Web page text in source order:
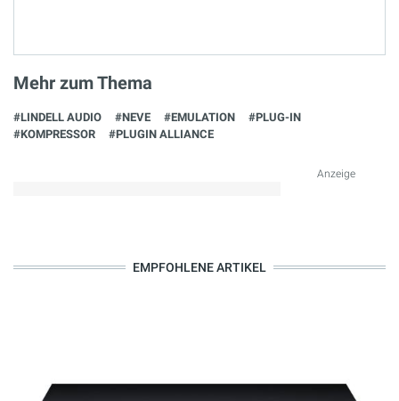
Mehr zum Thema
#LINDELL AUDIO #NEVE #EMULATION
#PLUG-IN
#KOMPRESSOR
#PLUGIN ALLIANCE
Anzeige
EMPFOHLENE ARTIKEL